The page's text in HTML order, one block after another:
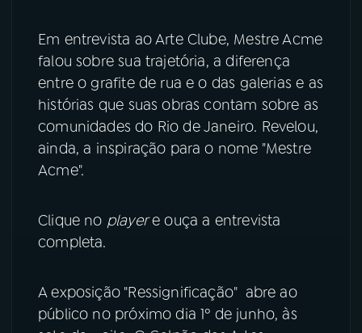
ACOMPANHE A RÁDIO MEC
YouTube Facebook
Instagram X
Em entrevista ao Arte Clube, Mestre Acme
falou sobre sua trajetória, a diferença
entre o grafite de rua e o das galerias e as
histórias que suas obras contam sobre as
comunidades do Rio de Janeiro. Revelou,
ainda, a inspiração para o nome "Mestre
Acme".
Clique no playere ouça a entrevista
completa.
A exposição "Ressignificação" abre ao
público no próximo dia 1º de junho, às